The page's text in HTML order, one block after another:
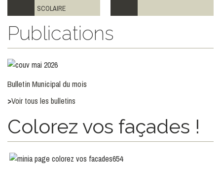
SCOLAIRE
Publications
Bulletin Municipal du mois
>Voir tous les bulletins
Colorez vos façades !